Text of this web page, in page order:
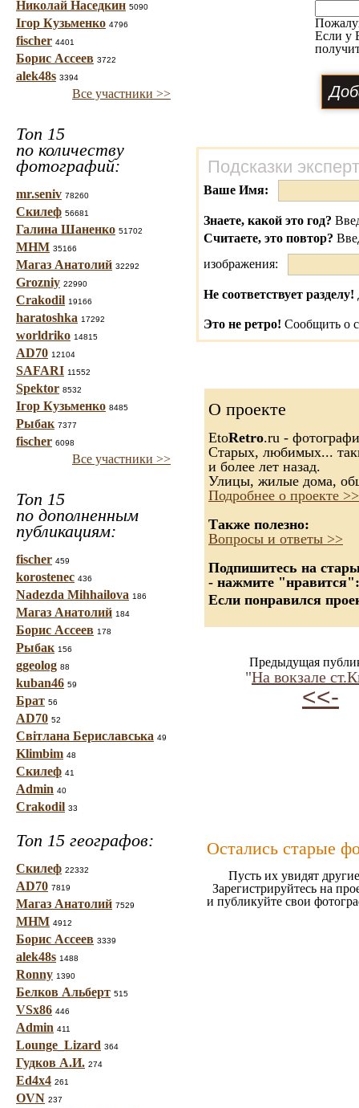
Николай Наседкин 5090
Ігор Кузьменко 4796
fischer 4401
Борис Ассеев 3722
alek48s 3394
Все участники >>
Топ 15
по количеству
фотографий:
mr.seniv 78260
Скилеф 56681
Галина Шаненко 51702
МНМ 35166
Магаз Анатолий 32292
Grozniy 22990
Crakodil 19166
haratoshka 17292
worldriko 14815
AD70 12104
SAFARI 11552
Spektor 8532
Ігор Кузьменко 8485
Рыбак 7377
fischer 6098
Все участники >>
Топ 15
по дополненным
публикациям:
fischer 459
korostenec 436
Nadezda Mihhailova 186
Магаз Анатолий 184
Борис Ассеев 178
Рыбак 156
ggeolog 88
kuban46 59
Брат 56
AD70 52
Світлана Бериславська 49
Klimbim 48
Скилеф 41
Admin 40
Crakodil 33
Топ 15 географов:
Скилеф 22332
AD70 7819
Магаз Анатолий 7529
МНМ 4912
Борис Ассеев 3339
alek48s 1488
Ronny 1390
Белков Альберт 515
VSx86 446
Admin 411
Lounge_Lizard 364
Гудков А.И. 274
Ed4x4 261
OVN 237
Если у
Подсказки
Ваше Имя:
Знаете, какой это год?
Считаете, это повтор?
изображения:
Не соответствует разделу!
Это не ретро! Сообщить о
О проекте
EtoRetro.ru -
Старых, любимых...
и более лет назад.
Улицы, жилые дома,
Подробнее о проекте >>
Также полезно:
Вопросы и ответы >>
Подпишитесь на
- нажмите "нравится":
Если понравился
Предыдущая
"На вокзале
<<-
Остались старые
Пусть их увидят
Зарегистрируйтесь на
и публикуйте свои